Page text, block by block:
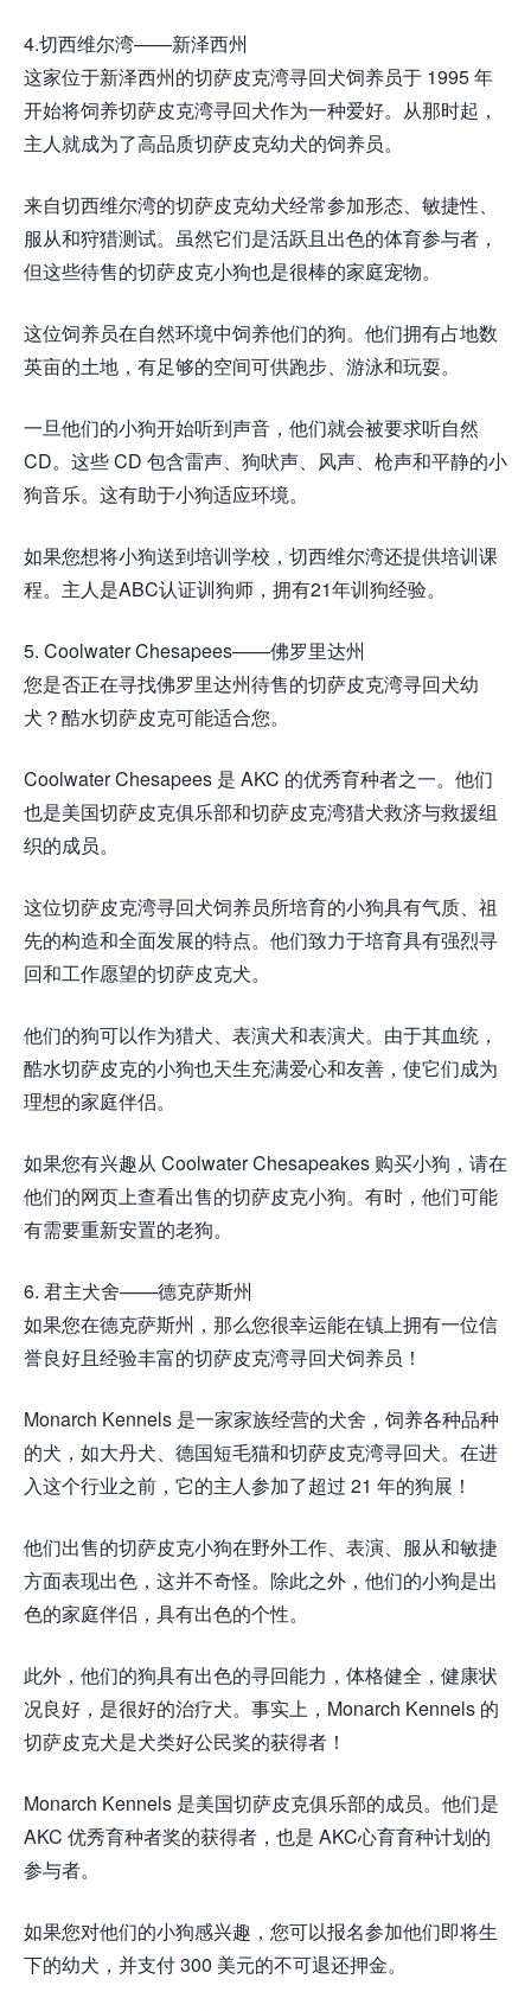
4.切西维尔湾——新泽西州
这家位于新泽西州的切萨皮克湾寻回犬饲养员于 1995 年
开始将饲养切萨皮克湾寻回犬作为一种爱好。从那时起，
主人就成为了高品质切萨皮克幼犬的饲养员。
来自切西维尔湾的切萨皮克幼犬经常参加形态、敏捷性、
服从和狩猎测试。虽然它们是活跃且出色的体育参与者，
但这些待售的切萨皮克小狗也是很棒的家庭宠物。
这位饲养员在自然环境中饲养他们的狗。他们拥有占地数
英亩的土地，有足够的空间可供跑步、游泳和玩耍。
一旦他们的小狗开始听到声音，他们就会被要求听自然
CD。这些 CD 包含雷声、狗吠声、风声、枪声和平静的小
狗音乐。这有助于小狗适应环境。
如果您想将小狗送到培训学校，切西维尔湾还提供培训课
程。主人是ABC认证训狗师，拥有21年训狗经验。
5. Coolwater Chesapees——佛罗里达州
您是否正在寻找佛罗里达州待售的切萨皮克湾寻回犬幼
犬？酷水切萨皮克可能适合您。
Coolwater Chesapees 是 AKC 的优秀育种者之一。他们
也是美国切萨皮克俱乐部和切萨皮克湾猎犬救济与救援组
织的成员。
这位切萨皮克湾寻回犬饲养员所培育的小狗具有气质、祖
先的构造和全面发展的特点。他们致力于培育具有强烈寻
回和工作愿望的切萨皮克犬。
他们的狗可以作为猎犬、表演犬和表演犬。由于其血统，
酷水切萨皮克的小狗也天生充满爱心和友善，使它们成为
理想的家庭伴侣。
如果您有兴趣从 Coolwater Chesapeakes 购买小狗，请在
他们的网页上查看出售的切萨皮克小狗。有时，他们可能
有需要重新安置的老狗。
6. 君主犬舍——德克萨斯州
如果您在德克萨斯州，那么您很幸运能在镇上拥有一位信
誉良好且经验丰富的切萨皮克湾寻回犬饲养员！
Monarch Kennels 是一家家族经营的犬舍，饲养各种品种
的犬，如大丹犬、德国短毛猫和切萨皮克湾寻回犬。在进
入这个行业之前，它的主人参加了超过 21 年的狗展！
他们出售的切萨皮克小狗在野外工作、表演、服从和敏捷
方面表现出色，这并不奇怪。除此之外，他们的小狗是出
色的家庭伴侣，具有出色的个性。
此外，他们的狗具有出色的寻回能力，体格健全，健康状
况良好，是很好的治疗犬。事实上，Monarch Kennels 的
切萨皮克犬是犬类好公民奖的获得者！
Monarch Kennels 是美国切萨皮克俱乐部的成员。他们是
AKC 优秀育种者奖的获得者，也是 AKC心育育种计划的
参与者。
如果您对他们的小狗感兴趣，您可以报名参加他们即将生
下的幼犬，并支付 300 美元的不可退还押金。